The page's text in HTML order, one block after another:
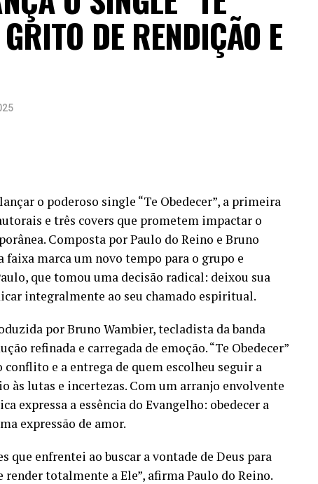
DE RENDIÇÃO E
o poderoso single “Te Obedecer”, a primeira
e três covers que prometem impactar o
Composta por Paulo do Reino e Bruno
faixa marca um novo tempo para o grupo e
que tomou uma decisão radical: deixou sua
integralmente ao seu chamado espiritual.
por Bruno Wambier, tecladista da banda
refinada e carregada de emoção. “Te Obedecer”
e a entrega de quem escolheu seguir a
às lutas e incertezas. Com um arranjo envolvente
expressa a essência do Evangelho: obedecer a
expressão de amor.
que enfrentei ao buscar a vontade de Deus para
render totalmente a Ele”, afirma Paulo do Reino.